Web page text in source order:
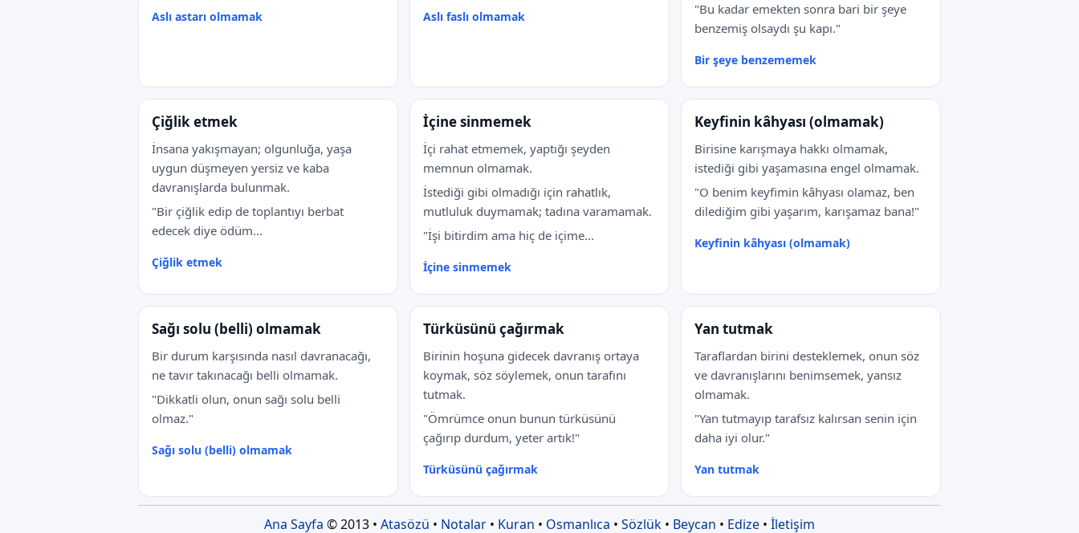
Aslı astarı olmamak Aslı faslı olmamak
"Bu kadar emekten sonra bari bir şeye
benzemiş olsaydı şu kapı."
Bir şeye benzememek
Çiğlik etmek
İnsana yakışmayan; olgunluğa, yaşa
uygun düşmeyen yersiz ve kaba
davranışlarda bulunmak.
"Bir çiğlik edip de toplantıyı berbat
edecek diye ödüm...
Çiğlik etmek
İçine sinmemek
İçi rahat etmemek, yaptığı şeyden
memnun olmamak.
İstediği gibi olmadığı için rahatlık,
mutluluk duymamak; tadına varamamak.
"İşi bitirdim ama hiç de içime...
İçine sinmemek
Keyfinin kâhyası (olmamak)
Birisine karışmaya hakkı olmamak,
istediği gibi yaşamasına engel olmamak.
"O benim keyfimin kâhyası olamaz, ben
dilediğim gibi yaşarım, karışamaz bana!"
Keyfinin kâhyası (olmamak)
Sağı solu (belli) olmamak
Bir durum karşısında nasıl davranacağı,
ne tavır takınacağı belli olmamak.
"Dikkatli olun, onun sağı solu belli
olmaz."
Sağı solu (belli) olmamak
Türküsünü çağırmak
Birinin hoşuna gidecek davranış ortaya
koymak, söz söylemek, onun tarafını
tutmak.
"Ömrümce onun bunun türküsünü
çağırıp durdum, yeter artık!"
Türküsünü çağırmak
Yan tutmak
Taraflardan birini desteklemek, onun söz
ve davranışlarını benimsemek, yansız
olmamak.
"Yan tutmayıp tarafsız kalırsan senin için
daha iyi olur."
Yan tutmak
Ana Sayfa © 2013 • Atasözü • Notalar • Kuran • Osmanlıca • Sözlük • Beycan • Edize • İletişim